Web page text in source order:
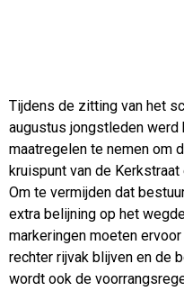
Tijdens de zitting van het
augustus jongstleden
maatregelen te nemen om
kruispunt van de
Om te vermijden dat
extra belijning op het
markeringen moeten
rechter rijvak blijven en de
wordt ook de